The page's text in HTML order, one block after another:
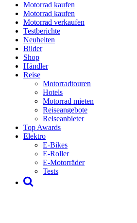
Motorrad kaufen
Motorrad kaufen
Motorrad verkaufen
Testberichte
Neuheiten
Bilder
Shop
Händler
Reise
Motorradtouren
Hotels
Motorrad mieten
Reiseangebote
Reiseanbieter
Top Awards
Elektro
E-Bikes
E-Roller
E-Motorräder
Tests